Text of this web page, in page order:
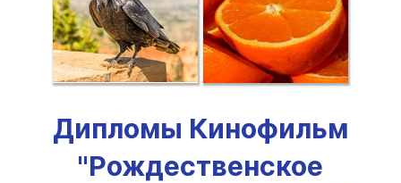
Дипломы Кинофильм
"Рождественское